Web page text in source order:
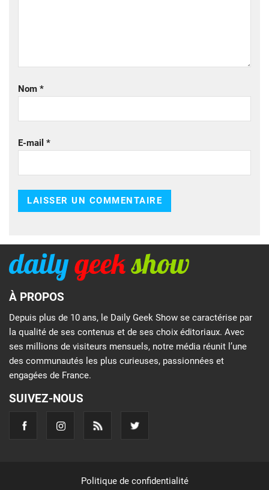
Nom *
E-mail *
À PROPOS
Depuis plus de 10 ans, le Daily Geek Show se caractérise par
la qualité de ses contenus et de ses choix éditoriaux. Avec
ses millions de visiteurs mensuels, notre média réunit l’une
des communautés les plus curieuses, passionnées et
engagées de France.
SUIVEZ-NOUS
Politique de confidentialité